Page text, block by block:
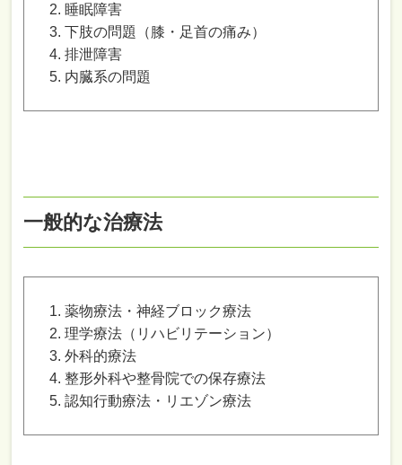
睡眠障害
下肢の問題（膝・足首の痛み）
排泄障害
内臓系の問題
一般的な治療法
薬物療法・神経ブロック療法
理学療法（リハビリテーション）
外科的療法
整形外科や整骨院での保存療法
認知行動療法・リエゾン療法